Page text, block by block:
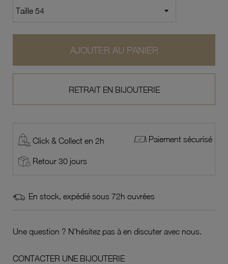
AJOUTER AU PANIER
RETRAIT EN BIJOUTERIE
Click & Collect en 2h Paiement sécurisé
Retour 30 jours
En stock, expédié sous 72h ouvrées
Une question ? N'hésitez pas à en discuter avec nous.
CONTACTER UNE BIJOUTERIE